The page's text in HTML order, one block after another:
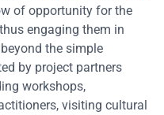
of opportunity for the
engaging them in
the simple
by project partners
workshops,
visiting cultural